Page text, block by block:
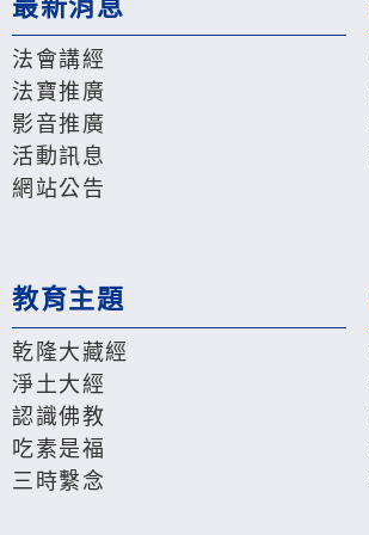
最新消息
法會講經
法寶推廣
影音推廣
活動訊息
網站公告
教育主題
乾隆大藏經
淨土大經
認識佛教
吃素是福
三時繫念